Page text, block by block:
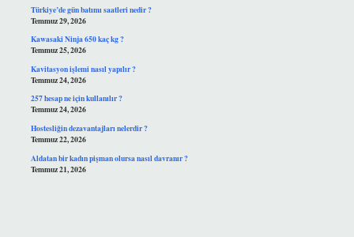
Türkiye’de gün batımı saatleri nedir ?
Temmuz 29, 2026
Kawasaki Ninja 650 kaç kg ?
Temmuz 25, 2026
Kavitasyon işlemi nasıl yapılır ?
Temmuz 24, 2026
257 hesap ne için kullanılır ?
Temmuz 24, 2026
Hostesliğin dezavantajları nelerdir ?
Temmuz 22, 2026
Aldatan bir kadın pişman olursa nasıl davranır ?
Temmuz 21, 2026